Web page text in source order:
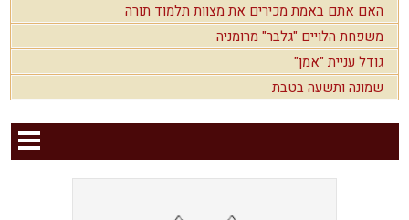
האם אתם באמת מכירים את מצוות תלמוד תורה
משפחת הלויים "גלבר" מרומניה
גודל עניית "אמן"
שמונה ותשעה בטבת